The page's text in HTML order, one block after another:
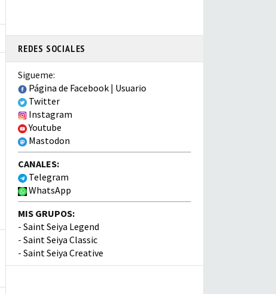
REDES SOCIALES
Sigueme:
Página de Facebook | Usuario
Twitter
Instagram
Youtube
Mastodon
CANALES:
Telegram
WhatsApp
MIS GRUPOS:
- Saint Seiya Legend
- Saint Seiya Classic
- Saint Seiya Creative